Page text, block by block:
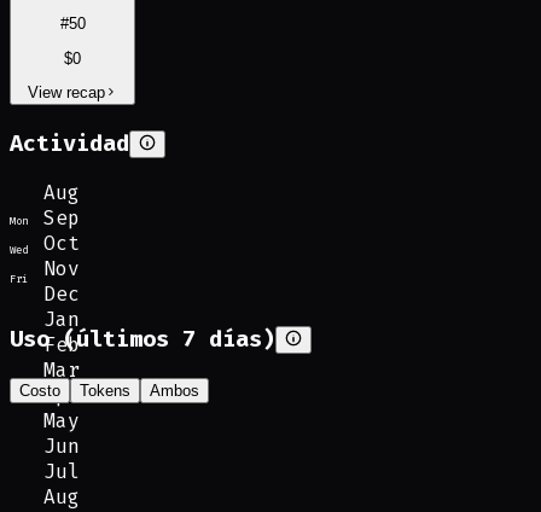
#50
$0
View recap
Actividad
Aug
Sep
Oct
Nov
Dec
Jan
Feb
Mar
Apr
May
Jun
Jul
Aug
Mon
Wed
Fri
Uso (últimos 7 días)
Costo Tokens Ambos